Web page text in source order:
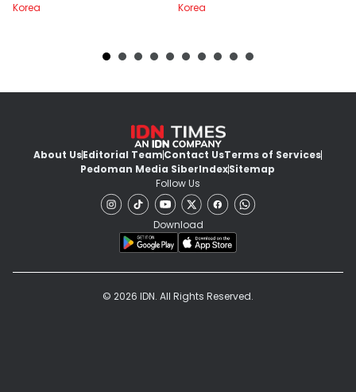
Korea
Korea
About UsEditorial TeamContact UsTerms of Services
Pedoman Media SiberIndexSitemap
Follow Us
Download
© 2026 IDN. All Rights Reserved.